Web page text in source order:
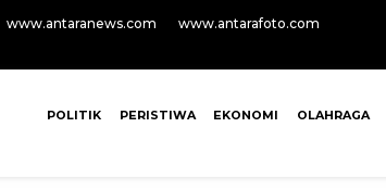
www.antaranews.com
www.antarafoto.com
POLITIK PERISTIWA EKONOMI OLAHRAGA